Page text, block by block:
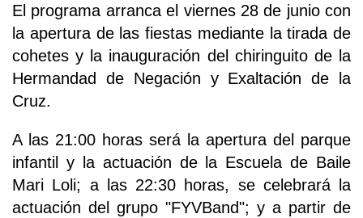
El programa arranca el viernes 28 de junio con
la apertura de las fiestas mediante la tirada de
cohetes y la inauguración del chiringuito de la
Hermandad de Negación y Exaltación de la
Cruz.
A las 21:00 horas será la apertura del parque
infantil y la actuación de la Escuela de Baile
Mari Loli; a las 22:30 horas, se celebrará la
actuación del grupo "FYVBand"; y a partir de